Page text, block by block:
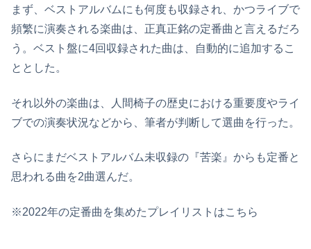
まず、ベストアルバムにも何度も収録され、かつライブで
頻繁に演奏される楽曲は、正真正銘の定番曲と言えるだろ
う。ベスト盤に4回収録された曲は、自動的に追加するこ
ととした。
それ以外の楽曲は、人間椅子の歴史における重要度やライ
ブでの演奏状況などから、筆者が判断して選曲を行った。
さらにまだベストアルバム未収録の『苦楽』からも定番と
思われる曲を2曲選んだ。
※2022年の定番曲を集めたプレイリストはこちら